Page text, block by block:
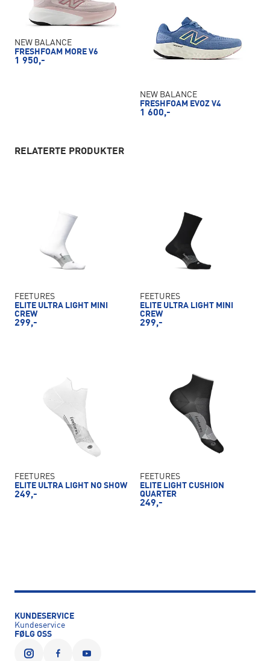
NEW BALANCE
FRESHFOAM MORE V6
1 950,-
NEW BALANCE
FRESHFOAM EVOZ V4
1 600,-
RELATERTE PRODUKTER
FEETURES
ELITE ULTRA LIGHT MINI
CREW
299,-
FEETURES
ELITE ULTRA LIGHT MINI
CREW
299,-
FEETURES
ELITE ULTRA LIGHT NO SHOW
249,-
FEETURES
ELITE LIGHT CUSHION
QUARTER
249,-
KUNDESERVICE
Kundeservice
FØLG OSS